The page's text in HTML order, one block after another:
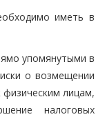
иметь в
упомянутыми в
о возмещении
лицам,
налоговых